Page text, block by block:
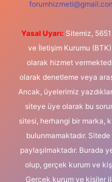
Yasal Uyarı: Sitemiz,
ve İletişim Kurumu (BTK)
olarak hizmet
olarak denetleme veya
Ancak, üyelerimiz
siteye üye olarak bu
sitesi, herhangi bir marka,
bulunmamaktadır. Sitede
paylaşılmaktadır. Burada
olup, gerçek kurum ve
Gerçek kurum ve kişiler